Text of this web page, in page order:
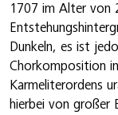
1707 im Alter von
Dunkeln, es ist
Chorkomposition
Karmeliterordens
hierbei von großer